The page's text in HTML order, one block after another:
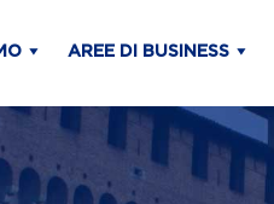
AREE DI BUSINESS